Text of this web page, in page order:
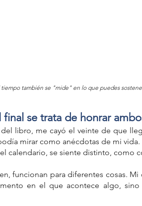
tiempo también se "mide" en lo que puedes
final se trata de honrar
libro, me cayó el veinte de que
mirar como anécdotas de mi vida.
calendario, se siente distinto, como
funcionan para diferentes cosas.
en el que acontece algo, sino